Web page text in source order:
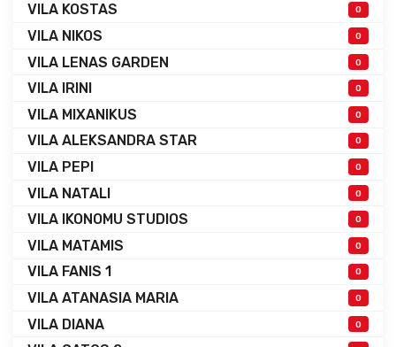
VILA KOSTAS 0
VILA NIKOS 0
VILA LENAS GARDEN 0
VILA IRINI 0
VILA MIXANIKUS 0
VILA ALEKSANDRA STAR 0
VILA PEPI 0
VILA NATALI 0
VILA IKONOMU STUDIOS 0
VILA MATAMIS 0
VILA FANIS 1 0
VILA ATANASIA MARIA 0
VILA DIANA 0